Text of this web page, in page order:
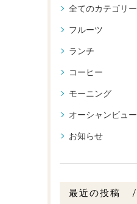
全てのカテゴリー
フルーツ
ランチ
コーヒー
モーニング
オーシャンビュー
お知らせ
最近の投稿